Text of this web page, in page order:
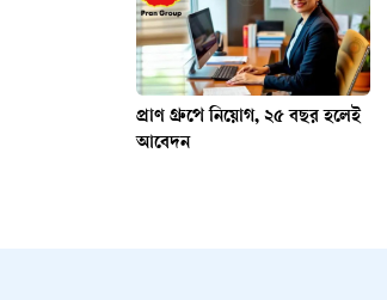
প্রাণ গ্রুপে নিয়োগ, ২৫ বছর হলেই
আবেদন